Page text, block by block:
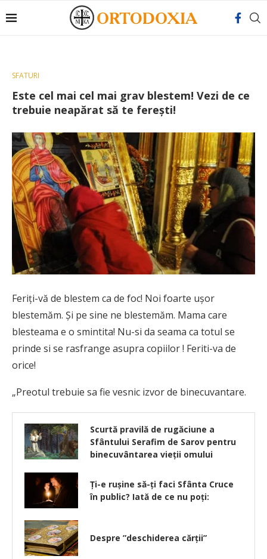
SFATURI
Este cel mai cel mai grav blestem! Vezi de ce
trebuie neapărat să te ferești!
Feriţi-vă de blestem ca de foc! Noi foarte uşor
blestemăm. Şi pe sine ne blestemăm. Mama care
blesteama e o smintita! Nu-si da seama ca totul se
prinde si se rasfrange asupra copiilor ! Feriti-va de
orice!
„Preotul trebuie sa fie vesnic izvor de binecuvantare.
Scurtă pravilă de rugăciune a
Sfântului Serafim de Sarov pentru
binecuvântarea vieții omului
Ți-e rușine să-ți faci Sfânta Cruce
în public? Iată de ce nu poți:
Despre ”deschiderea cărții”